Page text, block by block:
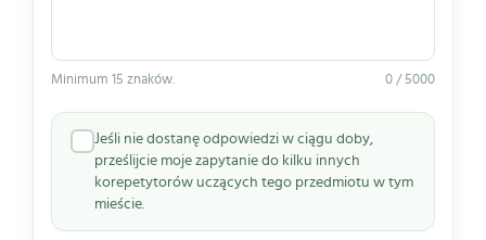
Minimum 15 znaków. 0 / 5000
Jeśli nie dostanę odpowiedzi w ciągu doby,
prześlijcie moje zapytanie do kilku innych
korepetytorów uczących tego przedmiotu w tym
mieście.